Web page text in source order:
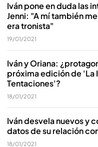
Iván pone en duda las
Jenni: "A mí también
era tronista"
19/01/2021
Iván y Oriana:
próxima edición de 'La
Tentaciones'?
18/01/2021
Iván desvela nuevos y
datos de su relación
18/01/2021